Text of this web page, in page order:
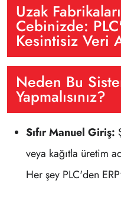
Uzak
Cebinizde:
Kesintisiz Veri
Neden Bu
Yapmalısınız?
Sıfır Manuel Giriş:
veya kağıtla üretim
Her şey PLC'den